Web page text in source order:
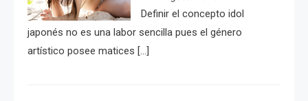
Definir el concepto idol
japonés no es una labor sencilla pues el género
artístico posee matices […]